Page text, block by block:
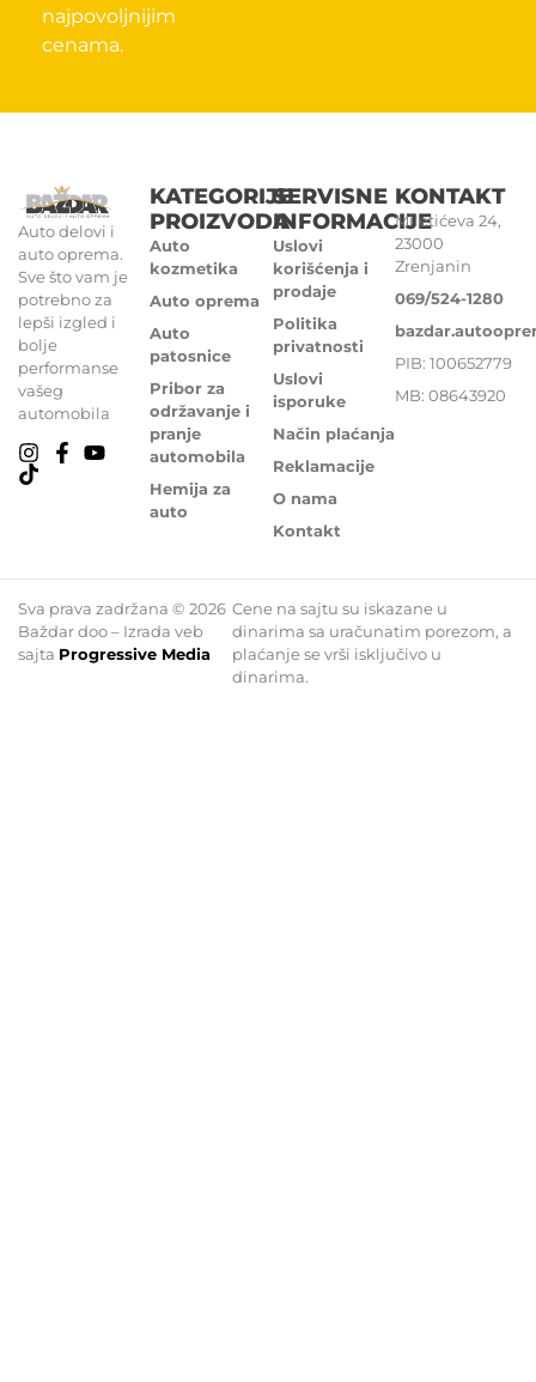
najpovoljnijim
cenama.
Auto delovi i
auto oprema.
Sve što vam je
potrebno za
lepši izgled i
bolje
performanse
vašeg
automobila
KATEGORIJE
PROIZVODA
Auto
kozmetika
Auto oprema
Auto
patosnice
Pribor za
održavanje i
pranje
automobila
Hemija za
auto
SERVISNE
INFORMACIJE
Uslovi
korišćenja i
prodaje
Politika
privatnosti
Uslovi
isporuke
Način plaćanja
Reklamacije
O nama
Kontakt
KONTAKT
Miletićeva 24,
23000
Zrenjanin
069/524-1280
PIB: 100652779
MB: 08643920
Sva prava zadržana © 2026
Baždar doo – Izrada veb
sajta Progressive Media
Cene na sajtu su iskazane u
dinarima sa uračunatim porezom, a
plaćanje se vrši isključivo u
dinarima.